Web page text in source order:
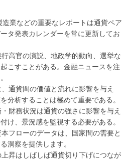
業などの重要なレポートは通貨ペア
タ発表カレンダーを常に更新してお
高官の演説、地政学的動向、選挙な
こすことがある。金融ニュースを注
通貨間の価値と流れに影響を与え
分析することは極めて重要である。
財務状況は通貨の強さに影響を与え
け、景況感を監視する必要がある。
フローのデータは、国家間の需要と
洞察を提供します。
昇はしばしば通貨切り下げにつなが